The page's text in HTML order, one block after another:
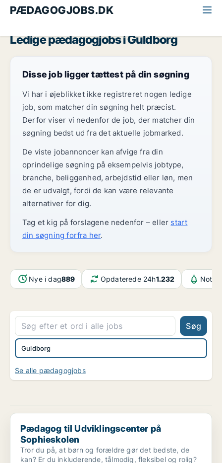
PÆDAGOGJOBS.DK
Ledige pædagogjobs i Guldborg
Disse job ligger tættest på din søgning
Vi har i øjeblikket ikke registreret nogen ledige
job, som matcher din søgning helt præcist.
Derfor viser vi nedenfor de job, der matcher din
søgning bedst ud fra det aktuelle jobmarked.
De viste jobannoncer kan afvige fra din
oprindelige søgning på eksempelvis jobtype,
branche, beliggenhed, arbejdstid eller løn, men
de er udvalgt, fordi de kan være relevante
alternativer for dig.
Tag et kig på forslagene nedenfor – eller start
din søgning forfra her.
Nye i dag889 Opdaterede 24h1.232
Søg
Guldborg
Se alle pædagogjobs
Pædagog til Udviklingscenter på Sophieskolen
Pædagog til Udviklingscenter på
Sophieskolen
Tror du på, at børn og forældre gør det bedste, de
kan? Er du inkluderende, tålmodig, fleksibel og rolig?